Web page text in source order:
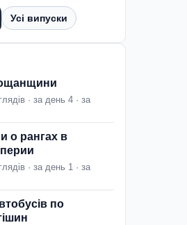
Усі випуски
· за день 4 · за
о рангах в
· за день 1 · за
по